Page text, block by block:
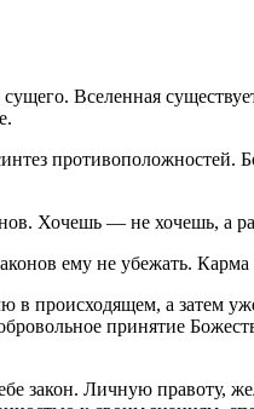
Вселенная
противоположностей.
Хочешь — не хочешь, а
ему не убежать. Карма
происходящем, а затем
принятие
закон. Личную правоту,